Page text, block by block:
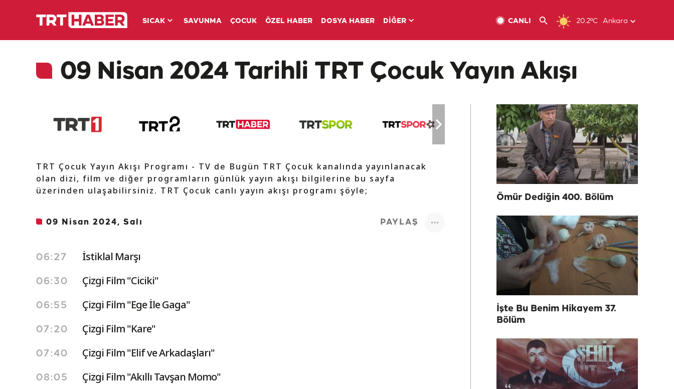
SICAK SAVUNMA ÇOCUK ÖZEL HABER DOSYA HABER DİĞER 20.2ºC Ankara
CANLI
09 Nisan 2024 Tarihli TRT Çocuk Yayın Akışı
TRT Çocuk Yayın Akışı Programı - TV de Bugün TRT Çocuk kanalında yayınlanacak
olan dizi, film ve diğer programların günlük yayın akışı bilgilerine bu sayfa
üzerinden ulaşabilirsiniz. TRT Çocuk canlı yayın akışı programı şöyle;
09 Nisan 2024, Salı PAYLAŞ
06:27 İstiklal Marşı
06:30 Çizgi Film "Ciciki"
06:55 Çizgi Film "Ege İle Gaga"
07:20 Çizgi Film "Kare"
07:40 Çizgi Film "Elif ve Arkadaşları"
08:05 Çizgi Film "Akıllı Tavşan Momo"
Ömür Dediğin 400. Bölüm
İşte Bu Benim Hikayem 37.
Bölüm